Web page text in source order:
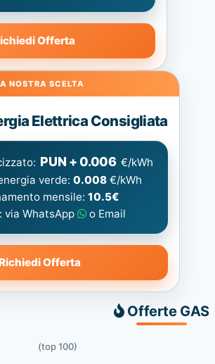
Offerta
Elettrica Consigliata
PUN + 0.006 €/kWh
verde:0.008 €/kWh
mensile: 10.5€
via WhatsApp
o Email
Offerta
Offerte GAS
(top 100)